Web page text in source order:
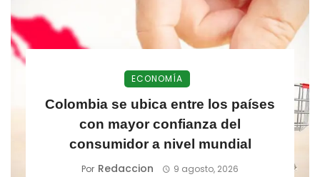
ECONOMÍA
Colombia se ubica entre los países
con mayor confianza del
consumidor a nivel mundial
Por Redaccion 9 agosto, 2026